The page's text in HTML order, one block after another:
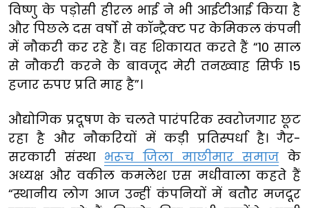
विष्णु के पड़ोसी हीरल भाई ने भी आईटीआई किया है
और पिछले दस वर्षों से कॉन्ट्रैक्ट पर केमिकल कंपनी
में नौकरी कर रहे हैं। वह शिकायत करते हैं “10 साल
से नौकरी करने के बावजूद मेरी तनख्वाह सिर्फ 15
हजार रुपए प्रति माह है”।
औद्योगिक प्रदूषण के चलते पारंपरिक स्वरोजगार छूट
रहा है और नौकरियों में कड़ी प्रतिस्पर्धा है। गैर-
सरकारी संस्था भरूच जिला माछीमार समाज के
अध्यक्ष और वकील कमलेश एस मधीवाला कहते हैं
“स्थानीय लोग आज उन्हीं कंपनियों में बतौर मजदूर